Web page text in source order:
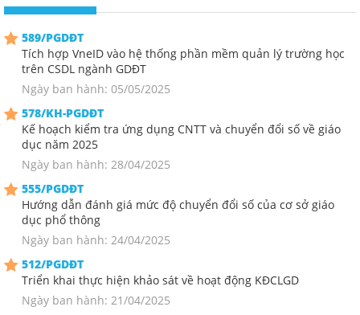
589/PGDĐT
Tích hợp VneID vào hệ thống phần mềm quản lý trường học
trên CSDL ngành GDĐT
Ngày ban hành: 05/05/2025
578/KH-PGDĐT
Kế hoạch kiểm tra ứng dụng CNTT và chuyển đổi số về giáo
dục năm 2025
Ngày ban hành: 28/04/2025
555/PGDĐT
Hướng dẫn đánh giá mức độ chuyển đổi số của cơ sở giáo
dục phổ thông
Ngày ban hành: 24/04/2025
512/PGDĐT
Triển khai thực hiện khảo sát về hoạt động KĐCLGD
Ngày ban hành: 21/04/2025